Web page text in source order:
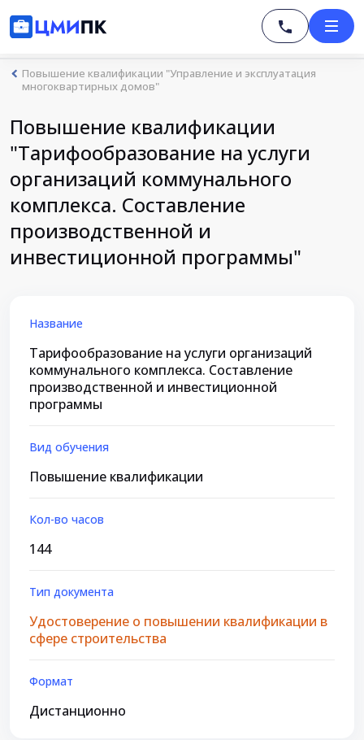
Повышение квалификации "Управление и эксплуатация
многоквартирных домов"
Повышение квалификации
"Тарифообразование на услуги
организаций коммунального
комплекса. Составление
производственной и
инвестиционной программы"
Название
Тарифообразование на услуги организаций
коммунального комплекса. Составление
производственной и инвестиционной
программы
Вид обучения
Повышение квалификации
Кол-во часов
144
Тип документа
Удостоверение о повышении квалификации в
сфере строительства
Формат
Дистанционно